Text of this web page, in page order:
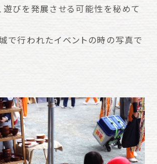
遊びを発展させる可能性を秘めて
で行われたイベントの時の写真で